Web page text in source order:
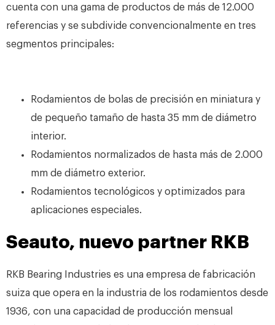
cuenta con una gama de productos de más de 12.000
referencias y se subdivide convencionalmente en tres
segmentos principales:
Rodamientos de bolas de precisión en miniatura y
de pequeño tamaño de hasta 35 mm de diámetro
interior.
Rodamientos normalizados de hasta más de 2.000
mm de diámetro exterior.
Rodamientos tecnológicos y optimizados para
aplicaciones especiales.
Seauto, nuevo partner RKB
RKB Bearing Industries es una empresa de fabricación
suiza que opera en la industria de los rodamientos desde
1936, con una capacidad de producción mensual